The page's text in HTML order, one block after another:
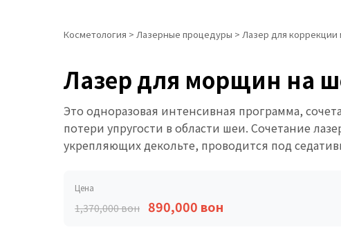
Косметология > Лазерные процедуры > Лазер для коррекции
Лазер для морщин на
Это одноразовая интенсивная программа,
потери упругости в области шеи. Сочетание
укрепляющих декольте, проводится под
Цена
1,370,000 вон 890,000 вон